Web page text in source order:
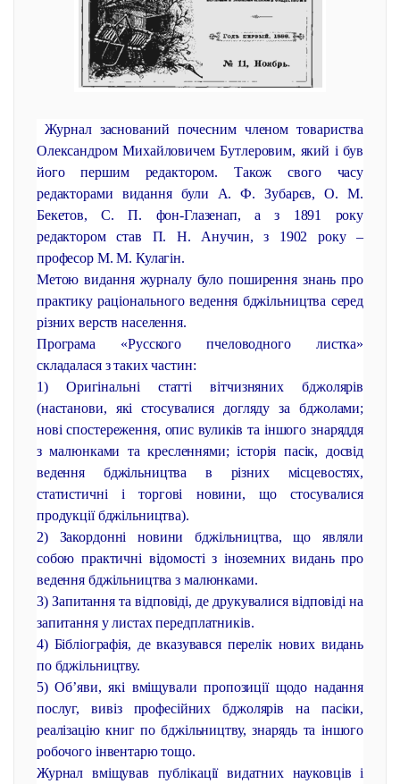
Журнал заснований почесним членом товариства
Олександром Михайловичем Бутлеровим, який і був
його першим редактором. Також свого часу
редакторами видання були А. Ф. Зубарєв, О. М.
Бекетов, С. П. фон-Глазенап, а з 1891 року
редактором став П. Н. Анучин, з 1902 року –
професор М. М. Кулагін.
Метою видання журналу було поширення знань про
практику раціонального ведення бджільництва серед
різних верств населення.
Програма «Русского пчеловодного листка»
складалася з таких частин:
1) Оригінальні статті вітчизняних бджолярів
(настанови, які стосувалися догляду за бджолами;
нові спостереження, опис вуликів та іншого знаряддя
з малюнками та кресленнями; історія пасік, досвід
ведення бджільництва в різних місцевостях,
статистичні і торгові новини, що стосувалися
продукції бджільництва).
2) Закордонні новини бджільництва, що являли
собою практичні відомості з іноземних видань про
ведення бджільництва з малюнками.
3) Запитання та відповіді, де друкувалися відповіді на
запитання у листах передплатників.
4) Бібліографія, де вказувався перелік нових видань
по бджільництву.
5) Об’яви, які вміщували пропозиції щодо надання
послуг, вивіз професійних бджолярів на пасіки,
реалізацію книг по бджільництву, знарядь та іншого
робочого інвентарю тощо.
Журнал вміщував публікації видатних науковців і